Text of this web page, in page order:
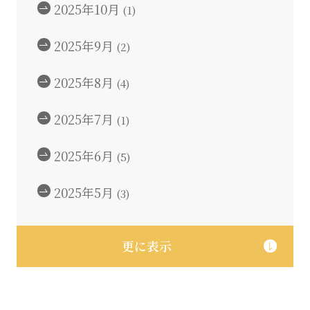
2025年10月 (1)
2025年9月 (2)
2025年8月 (4)
2025年7月 (1)
2025年6月 (5)
2025年5月 (3)
更に表示